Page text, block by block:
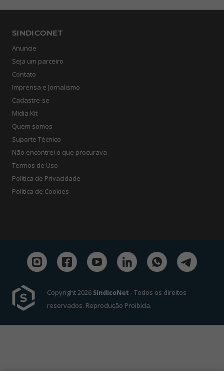
SINDICONET
Anuncie
Seja um parceiro
Contato
Imprensa e Jornalismo
Cadastre-se
Mídia Kit
Quem somos
Suporte Técnico
Não encontrei o que procurava
Termos de Uso
Política de Privacidade
Política de Cookies
Copyright 2026SíndicoNet - Todos os direitos
reservados. Reprodução Proibida.